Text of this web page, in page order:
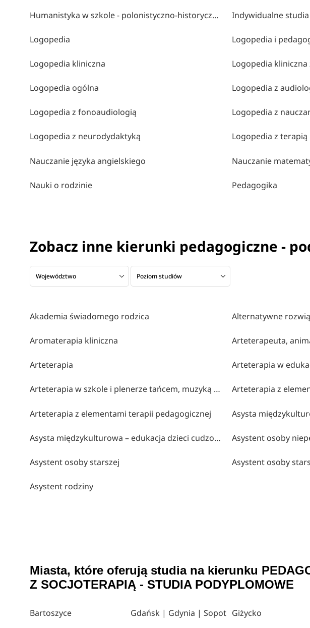
Humanistyka w szkole - polonistyczno-historyczne studia nauczycielskie Indywidualne
Logopedia Logopedia i
Logopedia kliniczna Logopedia
Logopedia ogólna Logopedia z
Logopedia z fonoaudiologią
Logopedia z neurodydaktyką Logopedia z
Nauczanie języka angielskiego Nauczanie
Nauki o rodzinie Pedagogika
Zobacz inne kierunki pedagogiczne -
Województwo Poziom studiów
Akademia świadomego rodzica
Aromaterapia kliniczna
Arteterapia Arteterapia w
Arteterapia w szkole i plenerze tańcem, muzyką i obrazem malowana (współorganizatorzy stowarzyszenie twórcze brzózki, cen bydgoszcz, klub myśli twórczej akp bydgoszcz) Arteterapia z
Arteterapia z elementami terapii pedagogicznej
Asysta międzykulturowa – edukacja dzieci cudzoziemskich Asystent osoby
Asystent osoby starszej Asystent osoby
Asystent rodziny
Miasta, które oferują studia na kierunku
Z SOCJOTERAPIĄ - STUDIA PODYPLOMOWE
Bartoszyce Gdańsk | Gdynia | Sopot Giżycko